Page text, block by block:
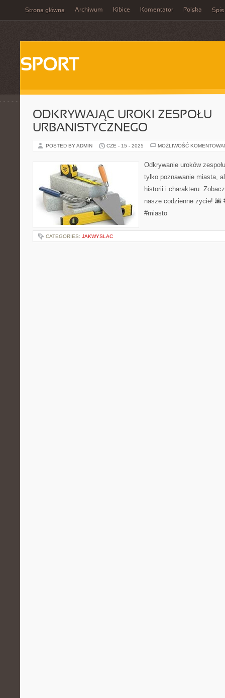
Strona główna Archiwum Kibice Komentator Polska Spis
SPORT
ODKRYWAJĄC UROKI ZESPOŁU
URBANISTYCZNEGO
POSTED BY ADMIN CZE - 15 - 2025 MOŻLIWOŚĆ
Odkrywanie uroków
tylko poznawanie miasta,
historii i charakteru.
nasze codzienne życie! 🌆
#miasto
CATEGORIES: JAKWYSLAC